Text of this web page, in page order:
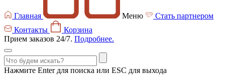
Главная Меню
Стать партнером
Контакты
Корзина
Прием заказов 24/7. Подробнее.
Нажмите Enter для поиска или ESC для выхода